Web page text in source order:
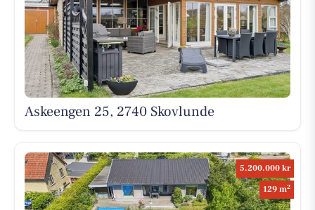
Askeengen 25, 2740 Skovlunde
5.200.000 kr
129 m2